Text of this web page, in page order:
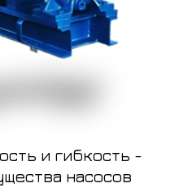
и гибкость -
насосов